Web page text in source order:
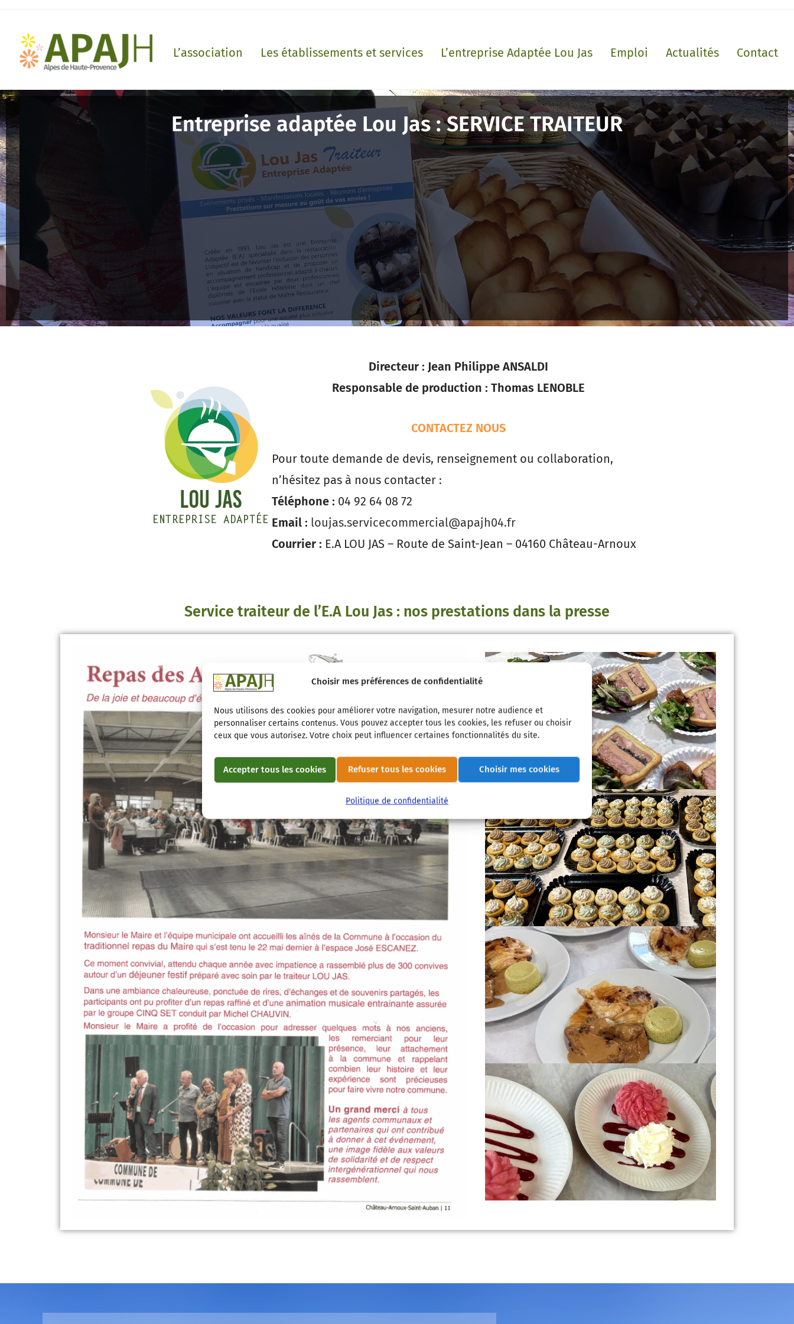
Choisir mes préférences de confidentialité
Nous utilisons des cookies pour améliorer votre navigation, mesurer notre audience et
personnaliser certains contenus. Vous pouvez accepter tous les cookies, les refuser ou choisir
ceux que vous autorisez. Votre choix peut influencer certaines fonctionnalités du site.
Accepter tous les cookies Refuser tous les cookies Choisir mes cookies
Politique de confidentialité
L’association Les établissements et services L’entreprise Adaptée Lou Jas Emploi Actualités Contact
Entreprise adaptée Lou Jas : SERVICE TRAITEUR
Directeur : Jean Philippe ANSALDI
Responsable de production : Thomas LENOBLE
CONTACTEZ NOUS
Pour toute demande de devis, renseignement ou collaboration,
n’hésitez pas à nous contacter :
Téléphone : 04 92 64 08 72
Email : loujas.servicecommercial@apajh04.fr
Courrier : E.A LOU JAS – Route de Saint-Jean – 04160 Château-Arnoux
Service traiteur de l’E.A Lou Jas : nos prestations dans la presse